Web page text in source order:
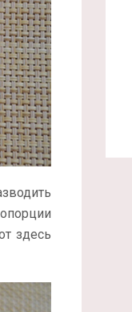
здесь